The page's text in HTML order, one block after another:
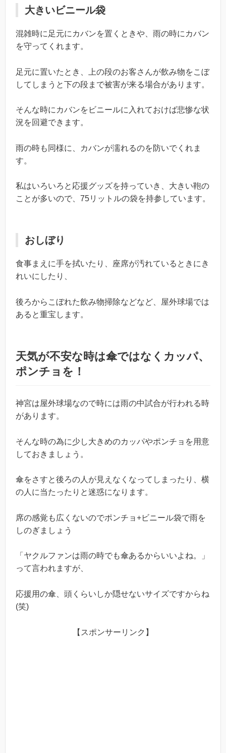
大きいビニール袋
混雑時に足元にカバンを置くときや、雨の時にカバン
を守ってくれます。
足元に置いたとき、上の段のお客さんが飲み物をこぼ
してしまうと下の段まで被害が来る場合があります。
そんな時にカバンをビニールに入れておけば悲惨な状
況を回避できます。
雨の時も同様に、カバンが濡れるのを防いでくれま
す。
私はいろいろと応援グッズを持っていき、大きい鞄の
ことが多いので、75リットルの袋を持参しています。
おしぼり
食事まえに手を拭いたり、座席が汚れているときにき
れいにしたり、
後ろからこぼれた飲み物掃除などなど、屋外球場では
あると重宝します。
天気が不安な時は傘ではなくカッパ、
ポンチョを！
神宮は屋外球場なので時には雨の中試合が行われる時
があります。
そんな時の為に少し大きめのカッパやポンチョを用意
しておきましょう。
傘をさすと後ろの人が見えなくなってしまったり、横
の人に当たったりと迷惑になります。
席の感覚も広くないのでポンチョ+ビニール袋で雨を
しのぎましょう
「ヤクルファンは雨の時でも傘あるからいいよね。」
って言われますが、
応援用の傘、頭くらいしか隠せないサイズですからね
(笑)
【スポンサーリンク】